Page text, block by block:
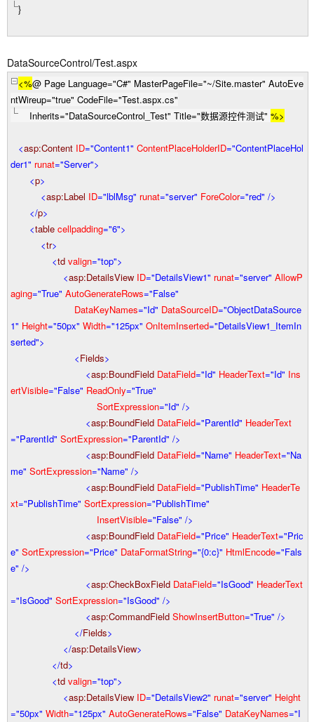
}
DataSourceControl/Test.aspx
<%@ Page Language="C#" MasterPageFile="~/Site.master" AutoEve
ntWireup="true" CodeFile="Test.aspx.cs"
Inherits="DataSourceControl_Test" Title="数据源控件测试" %>
<asp:Content ID="Content1" ContentPlaceHolderID="ContentPlaceHol
der1" runat="Server">
<p>
<asp:Label ID="lblMsg" runat="server" ForeColor="red" />
</p>
<table cellpadding="6">
<tr>
<td valign="top">
<asp:DetailsView ID="DetailsView1" runat="server" AllowP
aging="True" AutoGenerateRows="False"
DataKeyNames="Id" DataSourceID="ObjectDataSource
1" Height="50px" Width="125px" OnItemInserted="DetailsView1_ItemIn
serted">
<Fields>
<asp:BoundField DataField="Id" HeaderText="Id" Ins
ertVisible="False" ReadOnly="True"
SortExpression="Id" />
<asp:BoundField DataField="ParentId" HeaderText
="ParentId" SortExpression="ParentId" />
<asp:BoundField DataField="Name" HeaderText="Na
me" SortExpression="Name" />
<asp:BoundField DataField="PublishTime" HeaderTe
xt="PublishTime" SortExpression="PublishTime"
InsertVisible="False" />
<asp:BoundField DataField="Price" HeaderText="Pric
e" SortExpression="Price" DataFormatString="{0:c}" HtmlEncode="Fals
e" />
<asp:CheckBoxField DataField="IsGood" HeaderText
="IsGood" SortExpression="IsGood" />
<asp:CommandField ShowInsertButton="True" />
</Fields>
</asp:DetailsView>
</td>
<td valign="top">
<asp:DetailsView ID="DetailsView2" runat="server" Height
="50px" Width="125px" AutoGenerateRows="False" DataKeyNames="I